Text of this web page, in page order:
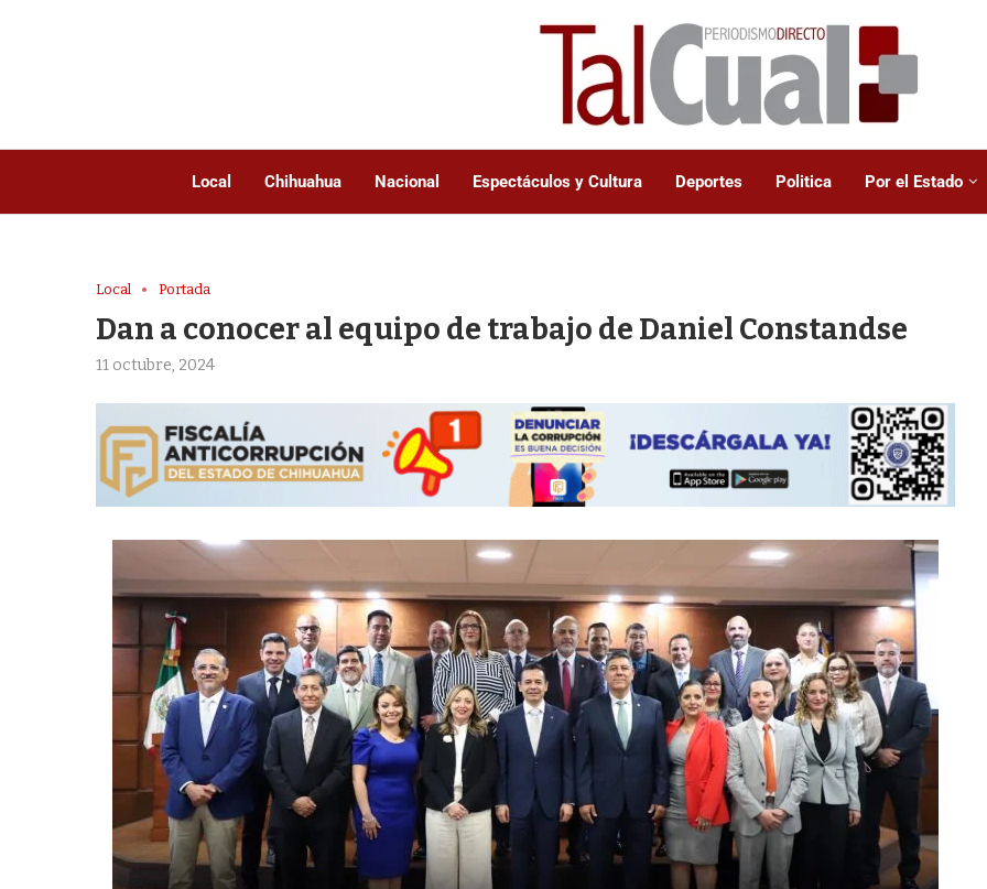
Local Chihuahua Nacional Espectáculos y Cultura Deportes Politica Por el Estado
Local Portada
Dan a conocer al equipo de trabajo de Daniel Constandse
11 octubre, 2024